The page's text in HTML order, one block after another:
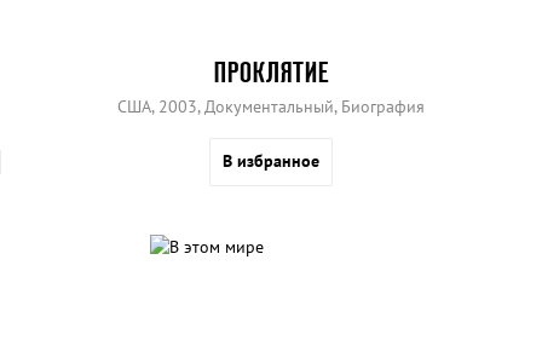
ПРОКЛЯТИЕ
США, 2003, Документальный, Биография
В избранное